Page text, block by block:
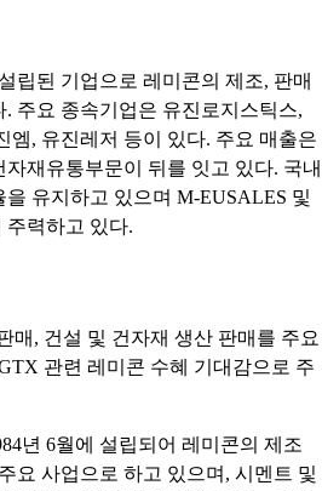
립된 기업으로 레미콘의 제조, 판매
주요 종속기업은 유진로지스틱스,
엠, 유진레저 등이 있다. 주요 매출은
재유통부문이 뒤를 잇고 있다. 국내
유지하고 있으며 M-EUSALES 및
주력하고 있다.
매, 건설 및 건자재 생산 판매를 주요
관련 레미콘 수혜 기대감으로 주
년 6월에 설립되어 레미콘의 제조
요 사업으로 하고 있으며, 시멘트 및